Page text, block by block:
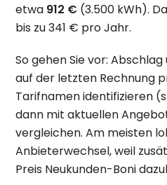
etwa 912 € (3.500 kWh).
bis zu 341 € pro Jahr.
So gehen Sie vor:
auf der letzten Rechnung
Tarifnamen identifizieren
dann mit aktuellen
vergleichen. Am meisten
Anbieterwechsel, weil
Preis Neukunden-Boni